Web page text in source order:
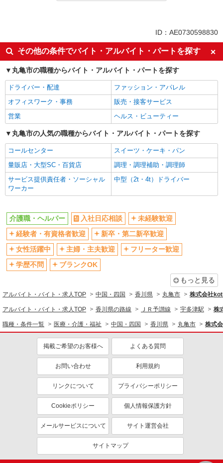
ボーナス・賞与あり
車通勤OK
交通費支給
社会保険あり
産休・育休取得実績あり
ID：AE0730598830
その他の条件でバイト・アルバイト・パートを探す
丸亀市の職種からバイト・アルバイト・パートを探す
ドライバー・配達
ファッション・アパレル
オフィスワーク・事務
販売・接客サービス
営業
ヘルス・ビューティー
丸亀市の人気の職種からバイト・アルバイト・パートを探す
コールセンター
スイーツ・ケーキ・パン
量販店・大型SC・百貨店
調理・調理補助・調理師
サービス提供責任者・ソーシャル
ワーカー
中型（2t・4t）ドライバー
介護職・ヘルパー 入社日応相談
未経験歓迎
経験者・有資格者歓迎
新卒・第二新卒歓迎
女性活躍中
主婦・主夫歓迎
フリーター歓迎
学歴不問
ブランクOK
もっと見る
アルバイト・バイト・求人TOP 中国・四国 香川県 丸亀市 株式会社
アルバイト・バイト・求人TOP 香川県の路線 ＪＲ予讃線 宇多津駅 株
職種・条件一覧 医療・介護・福祉 中国・四国 香川県 丸亀市 株式
掲載ご希望のお客様へ よくある質問
お問い合わせ 利用規約
リンクについて プライバシーポリシー
Cookieポリシー 個人情報保護方針
メールサービスについて サイト運営会社
サイトマップ